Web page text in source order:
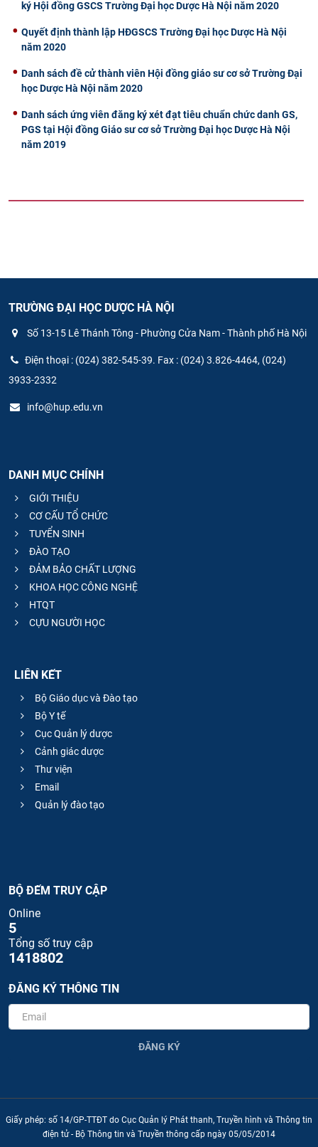
ký Hội đồng GSCS Trường Đại học Dược Hà Nội năm 2020
Quyết định thành lập HĐGSCS Trường Đại học Dược Hà Nội
năm 2020
Danh sách đề cử thành viên Hội đồng giáo sư cơ sở Trường Đại
học Dược Hà Nội năm 2020
Danh sách ứng viên đăng ký xét đạt tiêu chuẩn chức danh GS,
PGS tại Hội đồng Giáo sư cơ sở Trường Đại học Dược Hà Nội
năm 2019
TRƯỜNG ĐẠI HỌC DƯỢC HÀ NỘI
Số 13-15 Lê Thánh Tông - Phường Cửa Nam - Thành phố Hà Nội
Điện thoại : (024) 382-545-39. Fax : (024) 3.826-4464, (024)
3933-2332
info@hup.edu.vn
DANH MỤC CHÍNH
GIỚI THIỆU
CƠ CẤU TỔ CHỨC
TUYỂN SINH
ĐÀO TẠO
ĐẢM BẢO CHẤT LƯỢNG
KHOA HỌC CÔNG NGHỆ
HTQT
CỰU NGƯỜI HỌC
LIÊN KẾT
Bộ Giáo dục và Đào tạo
Bộ Y tế
Cục Quản lý dược
Cảnh giác dược
Thư viện
Email
Quản lý đào tạo
BỘ ĐẾM TRUY CẬP
Online
5
Tổng số truy cập
1418802
ĐĂNG KÝ THÔNG TIN
ĐĂNG KÝ
Giấy phép: số 14/GP-TTĐT do Cục Quản lý Phát thanh, Truyền hình và Thông tin
điện tử - Bộ Thông tin và Truyền thông cấp ngày 05/05/2014